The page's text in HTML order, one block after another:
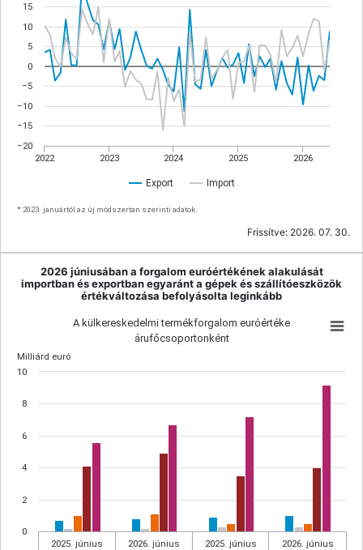
* 2023. januártól az új módszertan szerinti adatok.
Export Import
2022 2023 2024 2025 2026
−20
−15
−10
−5
0
5
10
15
Frissítve: 2026. 07. 30.
2026 júniusában a forgalom euróértékének alakulását
importban és exportban egyaránt a gépek és szállítóeszközök
értékváltozása befolyásolta leginkább
Milliárd euró
A külkereskedelmi termékforgalom euróértéke
árufőcsoportonként
2025. június
2026. június
2025. június
2026. június
0
2
4
6
8
10